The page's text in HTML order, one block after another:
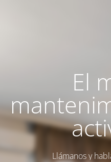
El
Llámanos y